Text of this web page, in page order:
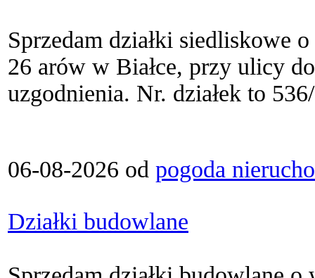
Sprzedam działki siedliskowe
26 arów w Białce, przy ulicy
uzgodnienia. Nr. działek to
06-08-2026 od pogoda
Działki budowlane